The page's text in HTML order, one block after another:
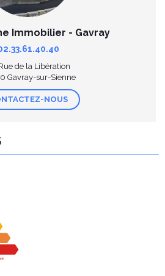
Immobilier - Gavray
de la Libération
Gavray-sur-Sienne
NOUS